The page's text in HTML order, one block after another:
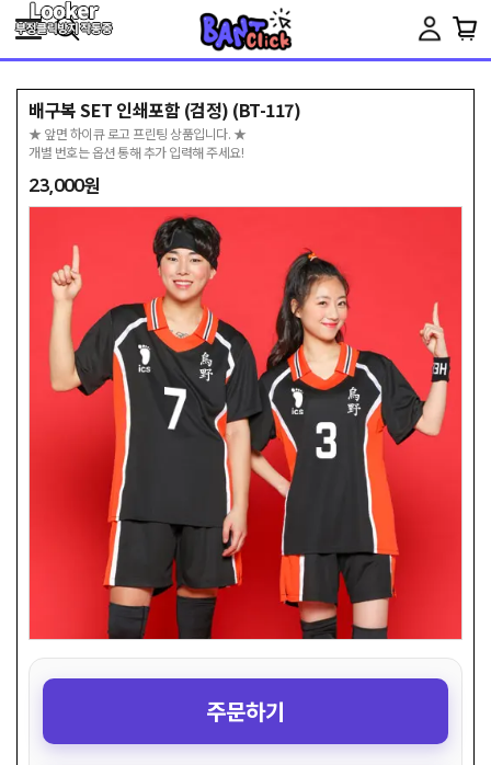
Toggle
배구복 SET 인쇄포함 (검정) (BT-117)
★ 앞면 하이큐 로고 프린팅 상품입니다. ★
개별 번호는 옵션 통해 추가 입력해 주세요!
23,000원
주문하기